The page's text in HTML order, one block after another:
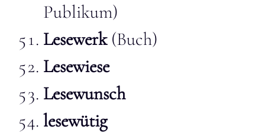
Publikum)
Lesewerk(Buch)
Lesewiese
Lesewunsch
lesewütig